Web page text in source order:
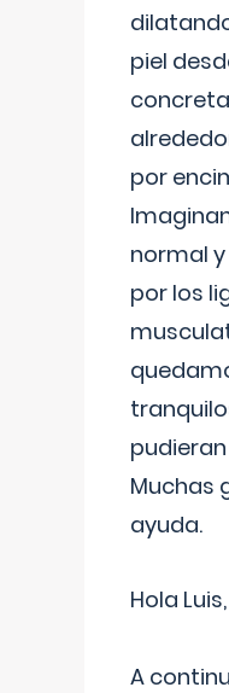
piel
por
normal
por los
Muchas
ayuda.
Hola Luis,
A